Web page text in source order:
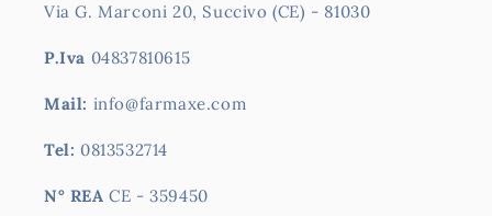
Via G. Marconi 20, Succivo (CE) - 81030
P.Iva 04837810615
Mail: info@farmaxe.com
Tel: 0813532714
N° REA CE - 359450